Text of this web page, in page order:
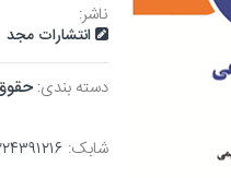
ناشر:
انتشارات مجد
دسته بندی:
شابک: